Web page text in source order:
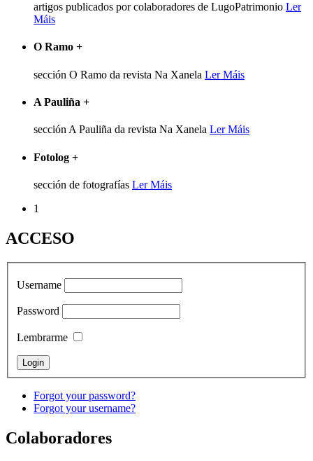
artigos publicados por colaboradores de LugoPatrimonio Ler
Máis
O Ramo +
sección O Ramo da revista Na Xanela Ler Máis
A Pauliña +
sección A Pauliña da revista Na Xanela Ler Máis
Fotolog +
sección de fotografías Ler Máis
1
ACCESO
Username
Password
Lembrarme
Forgot your password?
Forgot your username?
Colaboradores